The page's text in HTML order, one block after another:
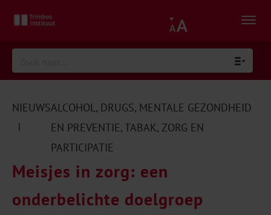
NIEUWS
|
ALCOHOL, DRUGS, MENTALE GEZONDHEID
EN PREVENTIE,TABAK, ZORG EN
PARTICIPATIE
Meisjes in zorg: een
onderbelichte doelgroep